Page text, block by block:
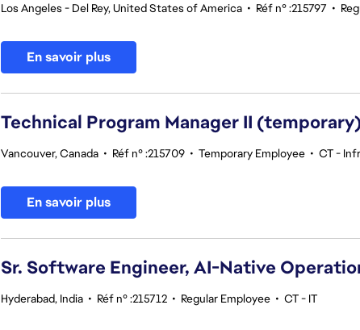
Los Angeles - Del Rey, United States of America • Réf n° :215797 •
En savoir plus
Technical Program Manager II
Vancouver, Canada • Réf n° :215709 • Temporary Employee • CT -
En savoir plus
Sr. Software Engineer, AI-Native
Hyderabad, India • Réf n° :215712 • Regular Employee • CT - IT